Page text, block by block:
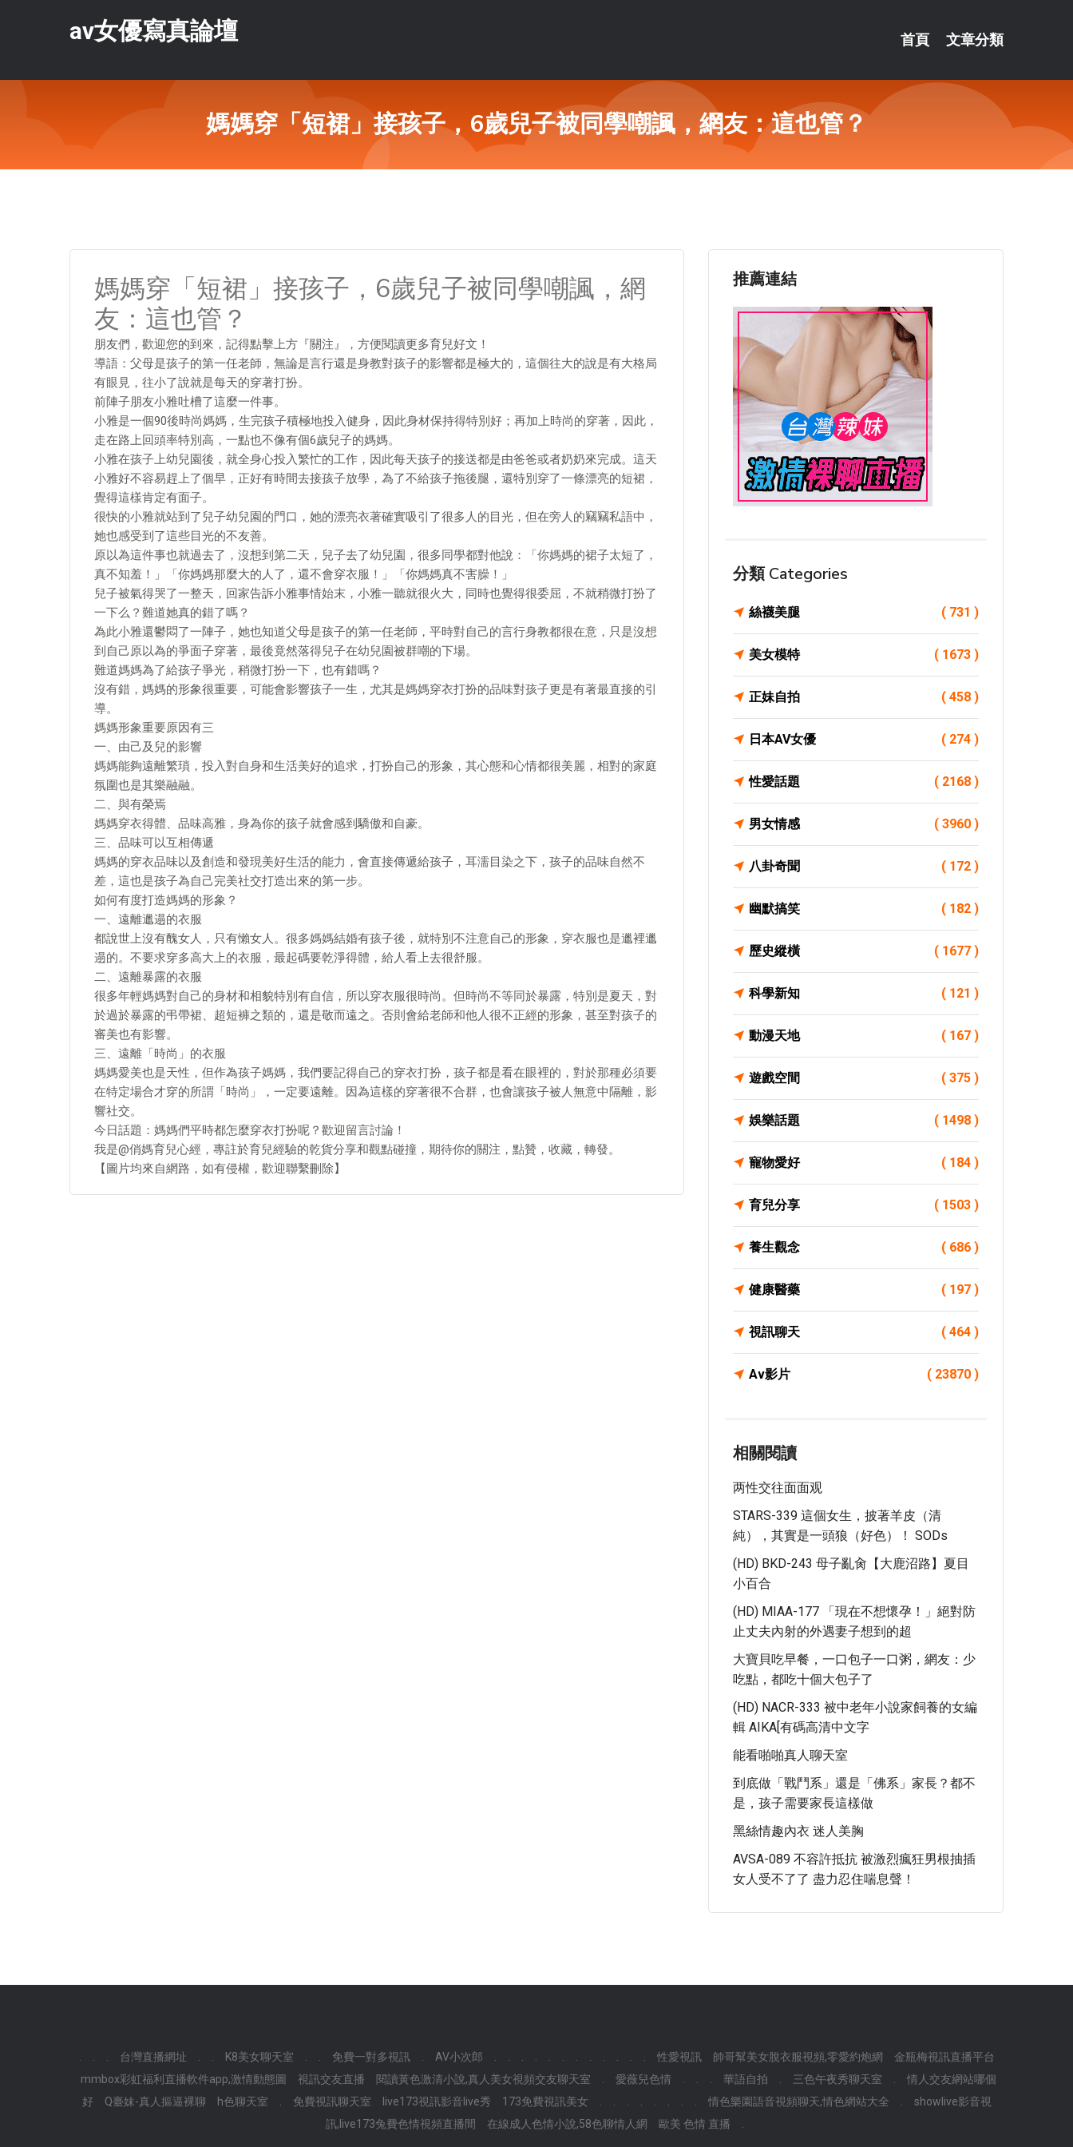
av女優寫真論壇 首頁 文章分類
媽媽穿「短裙」接孩子，6歲兒子被同學嘲諷，網友：這也管？
媽媽穿「短裙」接孩子，6歲兒子被同學嘲諷，網
友：這也管？
朋友們，歡迎您的到來，記得點擊上方『關注』，方便閱讀更多育兒好文！
導語：父母是孩子的第一任老師，無論是言行還是身教對孩子的影響都是極大的，這個往大的說是有大格局
有眼見，往小了說就是每天的穿著打扮。
前陣子朋友小雅吐槽了這麼一件事。
小雅是一個90後時尚媽媽，生完孩子積極地投入健身，因此身材保持得特別好；再加上時尚的穿著，因此，
走在路上回頭率特別高，一點也不像有個6歲兒子的媽媽。
小雅在孩子上幼兒園後，就全身心投入繁忙的工作，因此每天孩子的接送都是由爸爸或者奶奶來完成。這天
小雅好不容易趕上了個早，正好有時間去接孩子放學，為了不給孩子拖後腿，還特別穿了一條漂亮的短裙，
覺得這樣肯定有面子。
很快的小雅就站到了兒子幼兒園的門口，她的漂亮衣著確實吸引了很多人的目光，但在旁人的竊竊私語中，
她也感受到了這些目光的不友善。
原以為這件事也就過去了，沒想到第二天，兒子去了幼兒園，很多同學都對他說：「你媽媽的裙子太短了，
真不知羞！」「你媽媽那麼大的人了，還不會穿衣服！」「你媽媽真不害臊！」
兒子被氣得哭了一整天，回家告訴小雅事情始末，小雅一聽就很火大，同時也覺得很委屈，不就稍微打扮了
一下么？難道她真的錯了嗎？
為此小雅還鬱悶了一陣子，她也知道父母是孩子的第一任老師，平時對自己的言行身教都很在意，只是沒想
到自己原以為的爭面子穿著，最後竟然落得兒子在幼兒園被群嘲的下場。
難道媽媽為了給孩子爭光，稍微打扮一下，也有錯嗎？
沒有錯，媽媽的形象很重要，可能會影響孩子一生，尤其是媽媽穿衣打扮的品味對孩子更是有著最直接的引
導。
媽媽形象重要原因有三
一、由己及兒的影響
媽媽能夠遠離繁瑣，投入對自身和生活美好的追求，打扮自己的形象，其心態和心情都很美麗，相對的家庭
氛圍也是其樂融融。
二、與有榮焉
媽媽穿衣得體、品味高雅，身為你的孩子就會感到驕傲和自豪。
三、品味可以互相傳遞
媽媽的穿衣品味以及創造和發現美好生活的能力，會直接傳遞給孩子，耳濡目染之下，孩子的品味自然不
差，這也是孩子為自己完美社交打造出來的第一步。
如何有度打造媽媽的形象？
一、遠離邋遢的衣服
都說世上沒有醜女人，只有懶女人。很多媽媽結婚有孩子後，就特別不注意自己的形象，穿衣服也是邋裡邋
遢的。不要求穿多高大上的衣服，最起碼要乾淨得體，給人看上去很舒服。
二、遠離暴露的衣服
很多年輕媽媽對自己的身材和相貌特別有自信，所以穿衣服很時尚。但時尚不等同於暴露，特別是夏天，對
於過於暴露的弔帶裙、超短褲之類的，還是敬而遠之。否則會給老師和他人很不正經的形象，甚至對孩子的
審美也有影響。
三、遠離「時尚」的衣服
媽媽愛美也是天性，但作為孩子媽媽，我們要記得自己的穿衣打扮，孩子都是看在眼裡的，對於那種必須要
在特定場合才穿的所謂「時尚」，一定要遠離。因為這樣的穿著很不合群，也會讓孩子被人無意中隔離，影
響社交。
今日話題：媽媽們平時都怎麼穿衣打扮呢？歡迎留言討論！
我是@俏媽育兒心經，專註於育兒經驗的乾貨分享和觀點碰撞，期待你的關注，點贊，收藏，轉發。
【圖片均來自網路，如有侵權，歡迎聯繫刪除】
推薦連結
分類 Categories
絲襪美腿 ( 731 )
美女模特 ( 1673 )
正妹自拍 ( 458 )
日本AV女優 ( 274 )
性愛話題 ( 2168 )
男女情感 ( 3960 )
八卦奇聞 ( 172 )
幽默搞笑 ( 182 )
歷史縱橫 ( 1677 )
科學新知 ( 121 )
動漫天地 ( 167 )
遊戲空間 ( 375 )
娛樂話題 ( 1498 )
寵物愛好 ( 184 )
育兒分享 ( 1503 )
養生觀念 ( 686 )
健康醫藥 ( 197 )
視訊聊天 ( 464 )
Av影片 ( 23870 )
相關閱讀
两性交往面面观
STARS-339 這個女生，披著羊皮（清
純），其實是一頭狼（好色）！ SODs
(HD) BKD-243 母子亂肏【大鹿沼路】夏目
小百合
(HD) MIAA-177 「現在不想懷孕！」絕對防
止丈夫內射的外遇妻子想到的超
大寶貝吃早餐，一口包子一口粥，網友：少
吃點，都吃十個大包子了
(HD) NACR-333 被中老年小說家飼養的女編
輯 AIKA[有碼高清中文字
能看啪啪真人聊天室
到底做「戰鬥系」還是「佛系」家長？都不
是，孩子需要家長這樣做
黑絲情趣內衣 迷人美胸
AVSA-089 不容許抵抗 被激烈瘋狂男根抽插
女人受不了了 盡力忍住喘息聲！
台灣直播網址 K8美女聊天室 免費一對多視訊 AV小次郎 性愛視訊 帥哥幫美女脫衣服視頻,零愛約炮網
金瓶梅視訊直播平台
mmbox彩虹福利直播軟件app,激情動態圖
視訊交友直播 閱讀黃色激清小說,真人美女視頻交友聊天室 愛薇兒色情 華語自拍 三色午夜秀聊天室
情人交友網站哪個
好
Q臺妹-真人摳逼裸聊 h色聊天室 免費視訊聊天室 live173視訊影音live秀 173免費視訊美女 情色樂園語音視頻聊天,情色網站大全
showlive影音視
訊,live173兔費色情視頻直播間
在線成人色情小說,58色聊情人網 歐美 色情 直播